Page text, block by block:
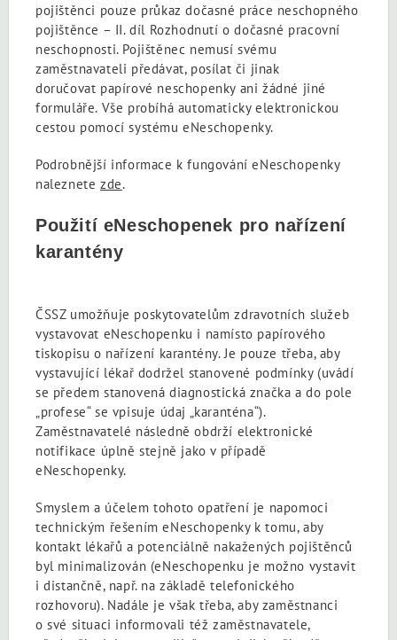
pojištěnci pouze průkaz dočasné práce neschopného
pojištěnce – II. díl Rozhodnutí o dočasné pracovní
neschopnosti. Pojištěnec nemusí svému
zaměstnavateli předávat, posílat či jinak
doručovat papírové neschopenky ani žádné jiné
formuláře. Vše probíhá automaticky elektronickou
cestou pomocí systému eNeschopenky.
Podrobnější informace k fungování eNeschopenky
naleznete zde.
Použití eNeschopenek pro nařízení
karantény
ČSSZ umožňuje poskytovatelům zdravotních služeb
vystavovat eNeschopenku i namísto papírového
tiskopisu o nařízení karantény. Je pouze třeba, aby
vystavující lékař dodržel stanovené podmínky (uvádí
se předem stanovená diagnostická značka a do pole
„profese“ se vpisuje údaj „karanténa“).
Zaměstnavatelé následně obdrží elektronické
notifikace úplně stejně jako v případě
eNeschopenky.
Smyslem a účelem tohoto opatření je napomoci
technickým řešením eNeschopenky k tomu, aby
kontakt lékařů a potenciálně nakažených pojištěnců
byl minimalizován (eNeschopenku je možno vystavit
i distančně, např. na základě telefonického
rozhovoru). Nadále je však třeba, aby zaměstnanci
o své situaci informovali též zaměstnavatele,